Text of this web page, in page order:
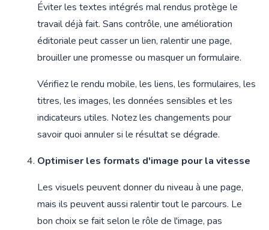
Éviter les textes intégrés mal rendus protège le
travail déjà fait. Sans contrôle, une amélioration
éditoriale peut casser un lien, ralentir une page,
brouiller une promesse ou masquer un formulaire.
Vérifiez le rendu mobile, les liens, les formulaires, les
titres, les images, les données sensibles et les
indicateurs utiles. Notez les changements pour
savoir quoi annuler si le résultat se dégrade.
Optimiser les formats d'image pour la vitesse
Les visuels peuvent donner du niveau à une page,
mais ils peuvent aussi ralentir tout le parcours. Le
bon choix se fait selon le rôle de l'image, pas